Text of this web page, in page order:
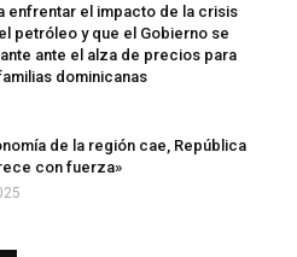
enfrentar el impacto de la crisis
petróleo y que el Gobierno se
ante el alza de precios para
dominicanas
de la región cae, República
con fuerza»